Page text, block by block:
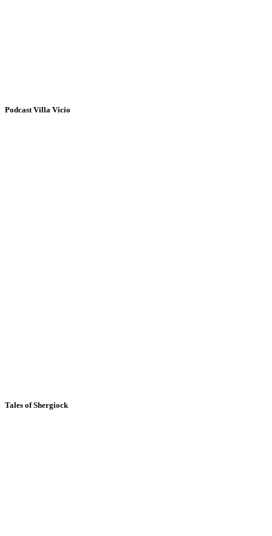
Podcast Villa Vicio
Tales of Shergiock